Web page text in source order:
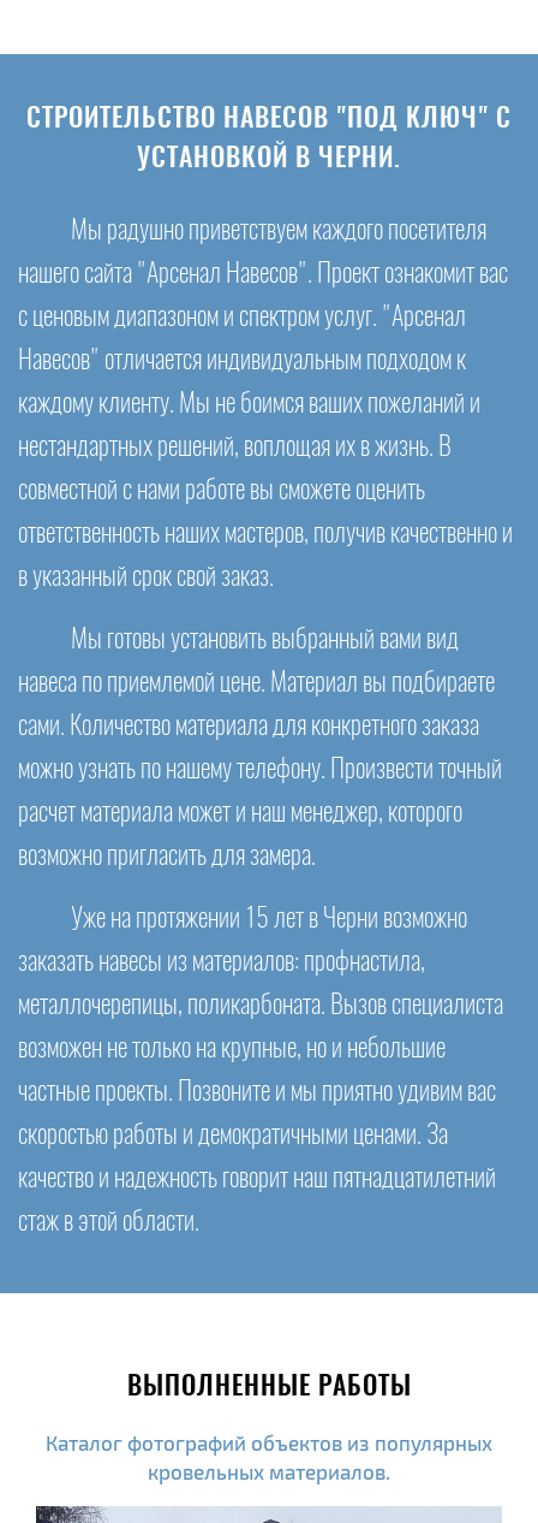
СТРОИТЕЛЬСТВО НАВЕСОВ "ПОД КЛЮЧ" С
УСТАНОВКОЙ В ЧЕРНИ.
Мы радушно приветствуем каждого посетителя
нашего сайта "Арсенал Навесов". Проект ознакомит вас
с ценовым диапазоном и спектром услуг. "Арсенал
Навесов" отличается индивидуальным подходом к
каждому клиенту. Мы не боимся ваших пожеланий и
нестандартных решений, воплощая их в жизнь. В
совместной с нами работе вы сможете оценить
ответственность наших мастеров, получив качественно и
в указанный срок свой заказ.
Мы готовы установить выбранный вами вид
навеса по приемлемой цене. Материал вы подбираете
сами. Количество материала для конкретного заказа
можно узнать по нашему телефону. Произвести точный
расчет материала может и наш менеджер, которого
возможно пригласить для замера.
Уже на протяжении 15 лет в Черни возможно
заказать навесы из материалов: профнастила,
металлочерепицы, поликарбоната. Вызов специалиста
возможен не только на крупные, но и небольшие
частные проекты. Позвоните и мы приятно удивим вас
скоростью работы и демократичными ценами. За
качество и надежность говорит наш пятнадцатилетний
стаж в этой области.
ВЫПОЛНЕННЫЕ РАБОТЫ
Каталог фотографий объектов из популярных
кровельных материалов.